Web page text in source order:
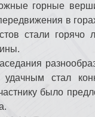
горные
в
стали горячо
стал
было